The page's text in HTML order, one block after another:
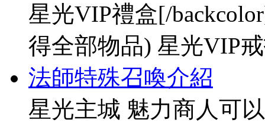
星光VIP禮盒[/
得全部物品) 星光VIP
法師特殊召喚介紹
星光主城 魅力商人可